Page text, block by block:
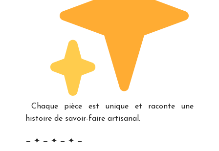
Chaque pièce est unique et raconte une
histoire de savoir-faire artisanal.
— ✦ — ✦ — ✦ —